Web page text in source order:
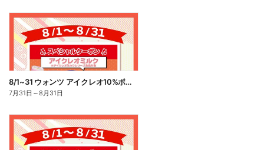
8/1~31 ウォンツ アイクレオ10%ポイント還元
7月31日 ～8月31日